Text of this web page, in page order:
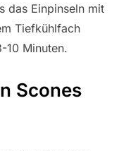
das Einpinseln mit
Tiefkühlfach
10 Minuten.
Scones